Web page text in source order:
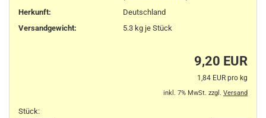
Herkunft:
Deutschland
Versandgewicht:
5.3kg je Stück
9,20 EUR
1,84 EUR pro kg
inkl. 7% MwSt. zzgl. Versand
Stück: